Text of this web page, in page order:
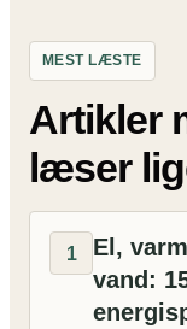
MEST LÆSTE
Artikler
læser
1
El,
vand: